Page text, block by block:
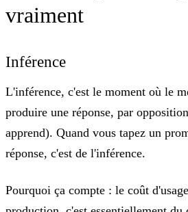
vraiment
Inférence
L'inférence, c'est le moment où le
produire une réponse, par
apprend). Quand vous tapez un
réponse, c'est de l'inférence.
Pourquoi ça compte : le coût